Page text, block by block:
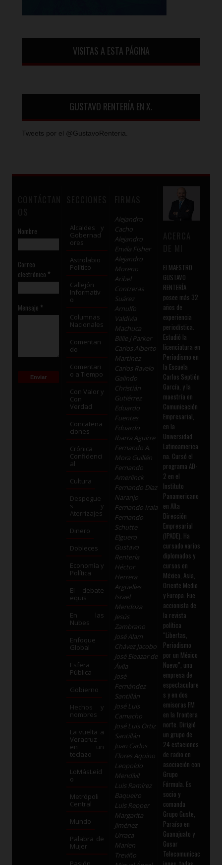
VISITAS A ESTA PÁGINA
GUSTAVO RENTERÍA EN X.
Tweets por el @GustavoRenteria.
Nombre
Correo
electrónico *
Mensaje *
Alcaldes y
Gobernad
ores
Astrolabio
Político
Callejón
Informativ
o
Columnas
Nacionales
Comentan
do
Comentari
o a Tiempo
Con Valor y
Con
Verdad
Concatena
ciones
Crónica
Confidenci
al
Cultura
Despegue
s y
Aterrizajes
Dinero
Dobleces
Economía y
Política
El debate
equis
En las
Nubes
Enfoque
Global
Esfera
Pública
Gobierno
Hechos y
nombres
La vuelta a
Veracruz
en un
teclazo
LoMásLeíd
o
Metrópoli
Central
Mundo
Palabra de
Mujer
Alejandro
Cacho
Alejandro
Envila Fisher
Alejandro
Moreno
Aribel
Contreras
Suárez
Arnulfo
Valdivia
Machuca
Billie J Parker
Carlos Alberto
Martínez
Carlos Ravelo
Galindo
Christián
Gutiérrez
Eduardo
Fuentes
Eduardo
Ibarra Aguirre
Fernando A.
Mora Guillén
Fernando
Amerlinck
Fernando Díaz
Naranjo
Fernando Irala
Fernando
Schutte
Elguero
Gustavo
Rentería
Héctor
Herrera
Argüelles
Israel
Mendoza
Jesús
Zambrano
José Alam
Chávez Jacobo
José Eleazar de
Ávila
José
Fernández
Santillán
José Luis
Camacho
José Luis Ortiz
Santillán
Juan Carlos
Flores Aquino
Leopoldo
Mendívil
Luis Ramírez
Baqueiro
Luis Repper
Margarita
Jiménez
Urraca
Marlen
Treviño
El MAESTRO
GUSTAVO
RENTERÍA
posee más 32
años de
experiencia
periodística.
Estudió la
licenciatura en
Periodismo en
la Escuela
Carlos Septién
García, y la
maestría en
Comunicación
Empresarial,
en la
Universidad
Latinoamerica
na. Cursó el
programa AD-
2 en el
Instituto
Panamericano
en Alta
Dirección
Empresarial
(IPADE). Ha
cursado varios
diplomados y
cursos en
México, Asia,
Oriente Medio
y Europa. Fue
accionista de
la revista
política
“Libertas,
Periodismo
por un México
Nuevo”, una
empresa de
espectaculare
s y en dos
emisoras FM
en la frontera
norte. Dirigió
un grupo de
24 estaciones
de radio en
asociación con
Grupo
Fórmula. Es
socio y
comanda
Grupo Guste,
Paraíso en
Guanajuato y
Gusar
Telecomunicac